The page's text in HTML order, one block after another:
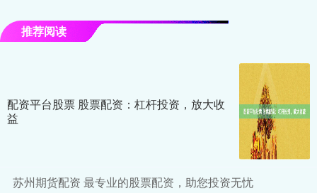
推荐阅读
配资平台股票 股票配资：杠杆投资，放大收
益
苏州期货配资 最专业的股票配资，助您投资无忧